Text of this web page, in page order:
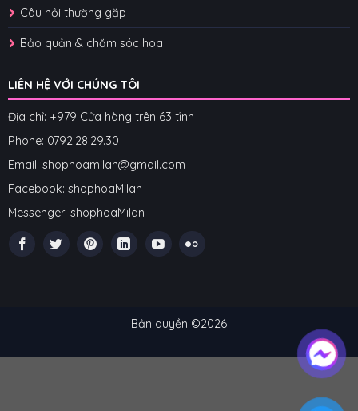
Câu hỏi thường gặp
Bảo quản & chăm sóc hoa
LIÊN HỆ VỚI CHÚNG TÔI
Địa chỉ: +979 Cửa hàng trên 63 tỉnh
Phone: 0792.28.29.30
Email: shophoamilan@gmail.com
Facebook: shophoaMilan
Messenger: shophoaMilan
Bản quyền ©2026